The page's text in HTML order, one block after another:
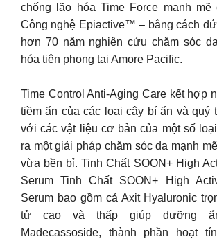
chống lão hóa Time Force mạnh
Công nghệ Epiactive™ – bằng cách
hơn 70 năm nghiên cứu chăm sóc
hóa tiên phong tại Amore Pacific.
Time Control Anti-Aging Care kết hợp
tiềm ẩn của các loại cây bí ẩn và quý
với các vật liệu cơ bản của một số
ra một giải pháp chăm sóc da mạnh
vừa bền bỉ. Tinh Chất SOON+ High
Serum Tinh Chất SOON+ High
Serum bao gồm cả Axit Hyaluronic
tử cao và thấp giúp dưỡng
Madecassoside, thành phần hoạt